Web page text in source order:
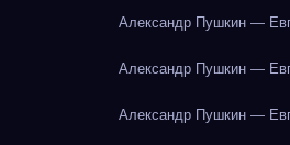
Александр Пушкин —
Александр Пушкин —
Александр Пушкин —